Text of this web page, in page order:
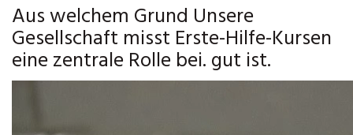
Aus welchem Grund Unsere
Gesellschaft misst Erste-Hilfe-Kursen
eine zentrale Rolle bei. gut ist.